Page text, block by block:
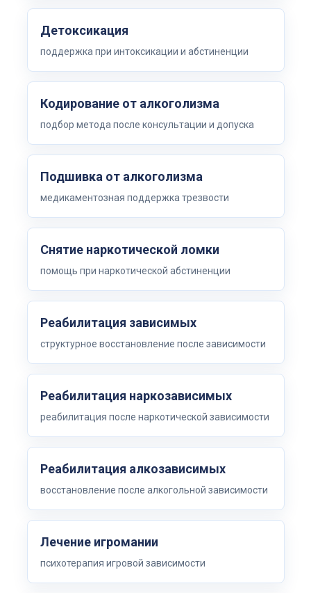
Детоксикация
поддержка при интоксикации и абстиненции
Кодирование от алкоголизма
подбор метода после консультации и допуска
Подшивка от алкоголизма
медикаментозная поддержка трезвости
Снятие наркотической ломки
помощь при наркотической абстиненции
Реабилитация зависимых
структурное восстановление после зависимости
Реабилитация наркозависимых
реабилитация после наркотической зависимости
Реабилитация алкозависимых
восстановление после алкогольной зависимости
Лечение игромании
психотерапия игровой зависимости